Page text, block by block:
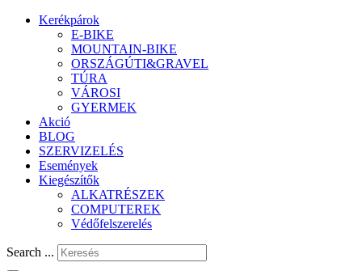
Kerékpárok
E-BIKE
MOUNTAIN-BIKE
ORSZÁGÚTI&GRAVEL
TÚRA
VÁROSI
GYERMEK
Akció
BLOG
SZERVIZELÉS
Események
Kiegészítők
ALKATRÉSZEK
COMPUTEREK
Védőfelszerelés
Search ...